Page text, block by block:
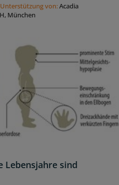
von:Acadia
München
Lebensjahre sind